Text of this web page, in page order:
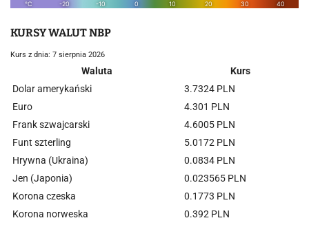
KURSY WALUT NBP
Kurs z dnia: 7 sierpnia 2026
Waluta
Kurs
Dolar amerykański
3.7324 PLN
Euro
4.301 PLN
Frank szwajcarski
4.6005 PLN
Funt szterling
5.0172 PLN
Hrywna (Ukraina)
0.0834 PLN
Jen (Japonia)
0.023565 PLN
Korona czeska
0.1773 PLN
Korona norweska
0.392 PLN